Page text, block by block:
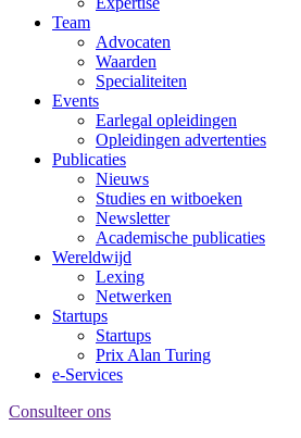
Team
Advocaten
Waarden
Specialiteiten
Events
Earlegal opleidingen
Opleidingen advertenties
Publicaties
Nieuws
Studies en witboeken
Newsletter
Academische publicaties
Wereldwijd
Lexing
Netwerken
Startups
Startups
Prix Alan Turing
e-Services
Consulteer ons